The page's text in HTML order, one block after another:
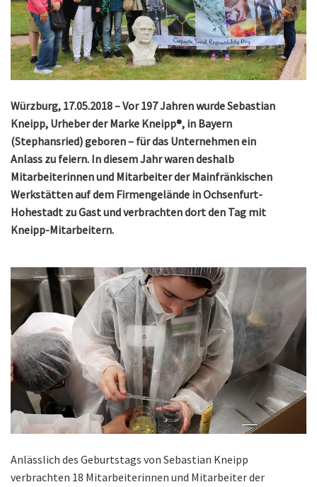
Würzburg, 17.05.2018 – Vor 197 Jahren wurde Sebastian
Kneipp, Urheber der Marke Kneipp®, in Bayern
(Stephansried) geboren – für das Unternehmen ein
Anlass zu feiern. In diesem Jahr waren deshalb
Mitarbeiterinnen und Mitarbeiter der Mainfränkischen
Werkstätten auf dem Firmengelände in Ochsenfurt-
Hohestadt zu Gast und verbrachten dort den Tag mit
Kneipp-Mitarbeitern.
Anlässlich des Geburtstags von Sebastian Kneipp
verbrachten 18 Mitarbeiterinnen und Mitarbeiter der